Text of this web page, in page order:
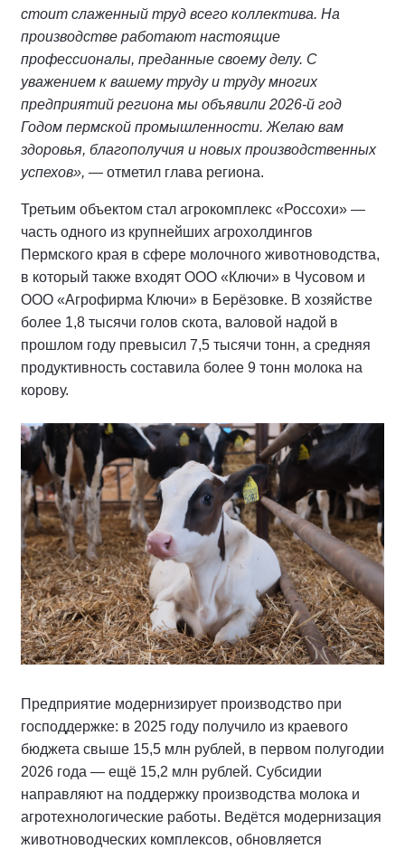
стоит слаженный труд всего коллектива. На
производстве работают настоящие
профессионалы, преданные своему делу. С
уважением к вашему труду и труду многих
предприятий региона мы объявили 2026-й год
Годом пермской промышленности. Желаю вам
здоровья, благополучия и новых производственных
успехов», — отметил глава региона.
Третьим объектом стал агрокомплекс «Россохи» —
часть одного из крупнейших агрохолдингов
Пермского края в сфере молочного животноводства,
в который также входят ООО «Ключи» в Чусовом и
ООО «Агрофирма Ключи» в Берёзовке. В хозяйстве
более 1,8 тысячи голов скота, валовой надой в
прошлом году превысил 7,5 тысячи тонн, а средняя
продуктивность составила более 9 тонн молока на
корову.
Предприятие модернизирует производство при
господдержке: в 2025 году получило из краевого
бюджета свыше 15,5 млн рублей, в первом полугодии
2026 года — ещё 15,2 млн рублей. Субсидии
направляют на поддержку производства молока и
агротехнологические работы. Ведётся модернизация
животноводческих комплексов, обновляется